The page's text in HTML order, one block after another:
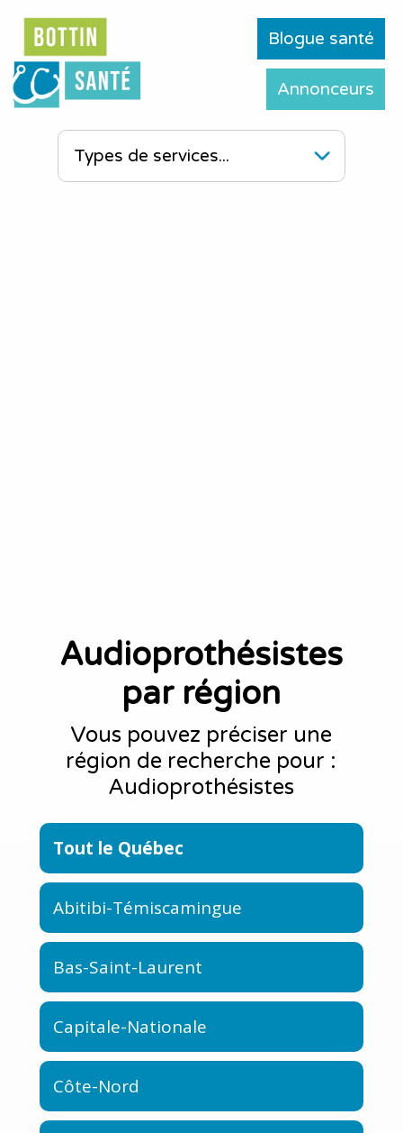
Blogue santé
Annonceurs
Audioprothésistes
par région
Vous pouvez préciser une
région de recherche pour :
Audioprothésistes
Tout le Québec
Abitibi-Témiscamingue
Bas-Saint-Laurent
Capitale-Nationale
Côte-Nord